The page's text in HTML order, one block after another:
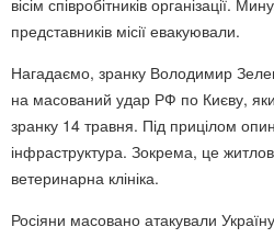
вісім співробітників організації.
представників місії евакуювали.
Нагадаємо, зранку Володимир
на масований удар РФ по Києву,
зранку 14 травня. Під прицілом
інфраструктура. Зокрема, це
ветеринарна клініка.
Росіяни масовано атакували